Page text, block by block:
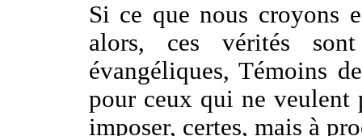
Si ce que nous croyons
alors, ces vérités
évangéliques, Témoins
pour ceux qui ne veulent
imposer, certes, mais à